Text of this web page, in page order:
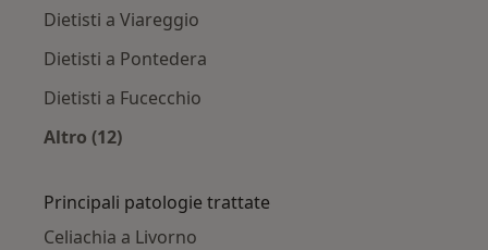
Dietisti a Viareggio
Dietisti a Pontedera
Dietisti a Fucecchio
Altro (12)
Principali patologie trattate
Celiachia a Livorno